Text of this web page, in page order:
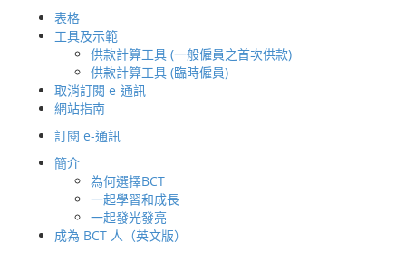
表格
工具及示範
供款計算工具 (一般僱員之首次供款)
供款計算工具 (臨時僱員)
取消訂閱 e-通訊
網站指南
訂閱 e-通訊
簡介
為何選擇BCT
一起學習和成長
一起發光發亮
成為 BCT 人（英文版）